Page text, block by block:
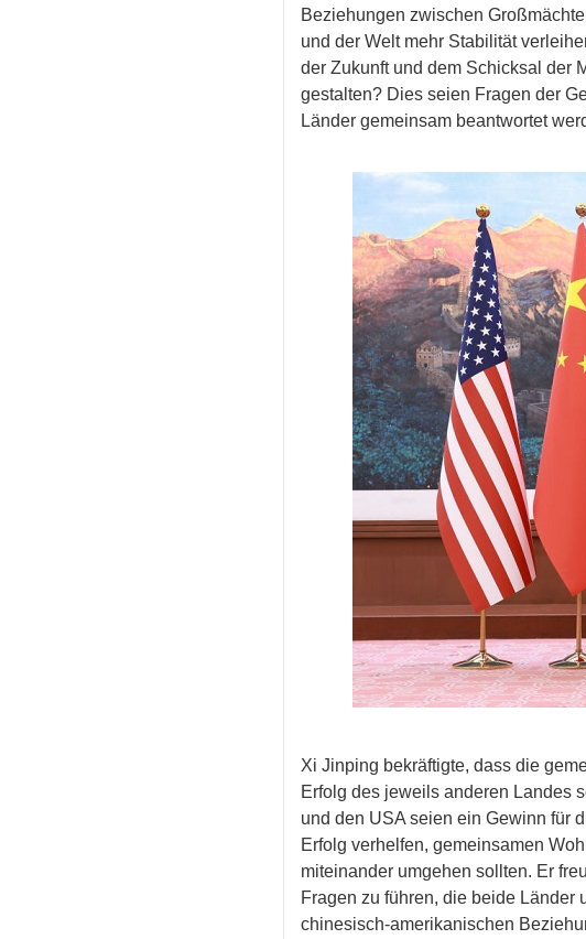
Beziehungen zwischen
und der Welt mehr Stabilität
der Zukunft und dem Schicksal der
gestalten? Dies seien Fragen der
Länder gemeinsam beantwortet
Xi Jinping bekräftigte, dass die
Erfolg des jeweils anderen Landes
und den USA seien ein Gewinn für
Erfolg verhelfen, gemeinsamen
miteinander umgehen sollten. Er
Fragen zu führen, die beide Länder
chinesisch-amerikanischen